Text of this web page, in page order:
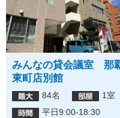
みんなの貸会議室 那
東町店別館
84名
1室
平日9:00-18:30